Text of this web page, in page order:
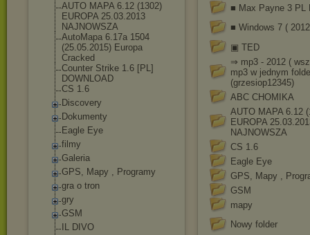
AUTO MAPA 6.12 (1302)
EUROPA 25.03.2013
NAJNOWSZA
AutoMapa 6.17a 1504
(25.05.2015) Europa
Cracked
Counter Strike 1.6 [PL]
DOWNLOAD
CS 1.6
Discovery
Dokumenty
Eagle Eye
filmy
Galeria
GPS, Mapy , Programy
gra o tron
gry
GSM
IL DIVO
■ Max Payne 3 PL
■ Windows 7 (
▣ TED
⇒ mp3 - 2012 (
mp3 w jednym
(grzesiop12345)
ABC CHOMIKA
AUTO MAPA 6.12
EUROPA
NAJNOWSZA
CS 1.6
Eagle Eye
GPS, Mapy ,
GSM
mapy
Nowy folder